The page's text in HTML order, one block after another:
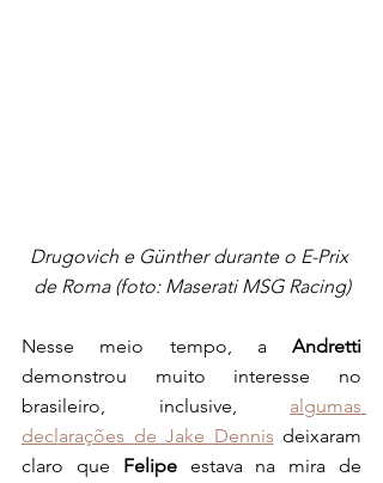
Drugovich e Günther durante o E-Prix
de Roma (foto: Maserati MSG Racing)
Nesse meio tempo, a Andretti
demonstrou muito interesse no
brasileiro, inclusive, algumas
declarações de Jake Dennis deixaram
claro que Felipe